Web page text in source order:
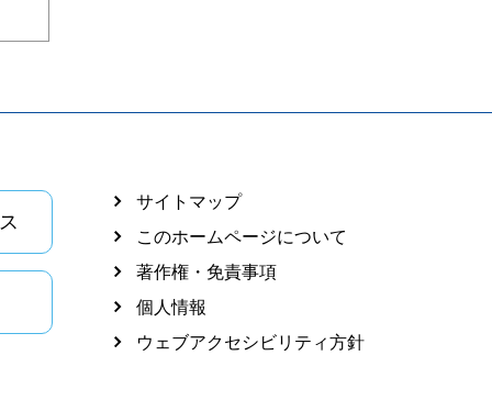
サイトマップ
このホームページについて
著作権・免責事項
個人情報
ウェブアクセシビリティ方針